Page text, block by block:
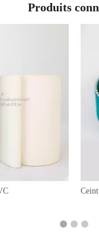
Produits